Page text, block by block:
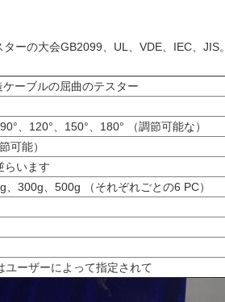
ターの大会GB2099、UL、VDE、IEC、JIS。
ーブルの屈曲のテスター
、120°、150°、180° （調節可能な）
可能）
らいます
300g、500g （それぞれごとの6 PC）
ユーザーによって指定されて